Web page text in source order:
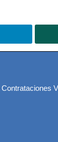
Contrataciones